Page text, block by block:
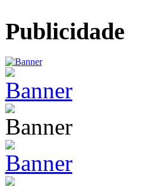
Publicidade